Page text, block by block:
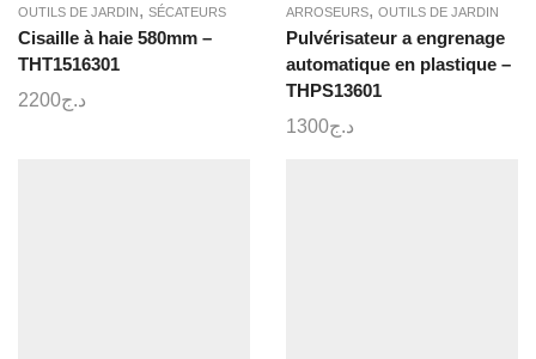
OUTILS DE JARDIN, SÉCATEURS
Cisaille à haie 580mm –
THT1516301
د.ج2200
ARROSEURS, OUTILS DE JARDIN
Pulvérisateur a engrenage
automatique en plastique –
THPS13601
د.ج1300